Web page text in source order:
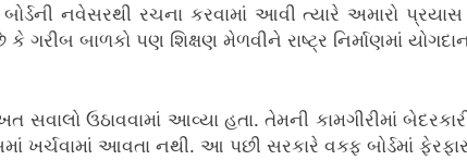
નવેસરથી રચના કરવામાં આવી ત્યારે અમારો
બાળકો પણ શિક્ષણ મેળવીને રાષ્ટ્ર નિર્માણમાં
ઉઠાવવામાં આવ્યા હતા. તેમની કામગીરીમાં
ખર્ચવામાં આવતા નથી. આ પછી સરકારે વક્ફ બોર્ડમાં